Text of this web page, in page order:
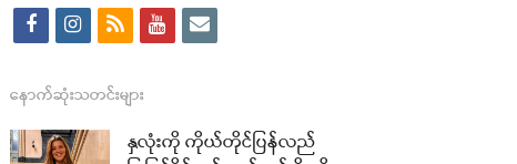
this
f
c
e
i
s
t
r
s
y
t
e
i
နောက်ဆုံးသတင်းများ
နှလုံးကို ကိုယ်တိုင်ပြန်လည်